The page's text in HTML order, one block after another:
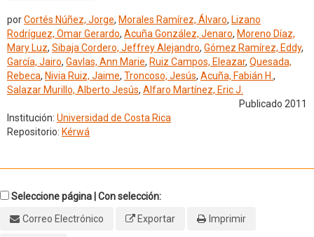
porCortés Núñez, Jorge, Morales Ramírez, Álvaro, Lizano
Rodríguez, Omar Gerardo, Acuña González, Jenaro, Moreno Díaz,
Mary Luz, Sibaja Cordero, Jeffrey Alejandro, Gómez Ramírez, Eddy,
García, Jairo, Gavlas, Ann Marie, Ruiz Campos, Eleazar, Quesada,
Rebeca, Nivia Ruiz, Jaime, Troncoso, Jesús, Acuña, Fabián H.,
Salazar Murillo, Alberto Jesús, Alfaro Martínez, Eric J.
Publicado 2011
Institución: Universidad de Costa Rica
Repositorio: Kérwá
Seleccione página | Con selección:
Correo Electrónico
Exportar Imprimir